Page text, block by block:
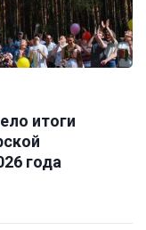
итоги
года